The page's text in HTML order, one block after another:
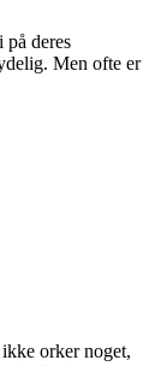
på deres
Men ofte er
orker noget,